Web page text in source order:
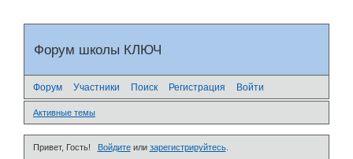
Форум школы КЛЮЧ
Форум Участники Поиск Регистрация Войти
Активные темы
Привет, Гость! Войдитеили зарегистрируйтесь.